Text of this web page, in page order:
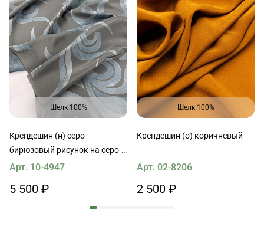
Шелк 100%
Крепдешин (н) серо-
бирюзовый рисунок на серо-
зеленом
Арт. 10-4947
5 500 ₽
Шелк 100%
Крепдешин (о) коричневый
Арт. 02-8206
2 500 ₽